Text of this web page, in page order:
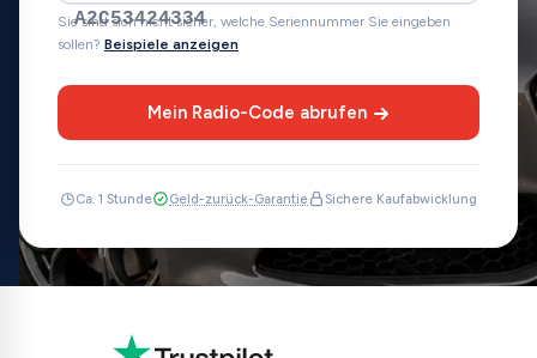
A2C53424334
Sie sind sich nicht sicher, welche Seriennummer Sie eingeben
sollen? Beispiele anzeigen
Mein Radio-Code abrufen
Ca. 1 Stunde Geld-zurück-Garantie Sichere Kaufabwicklung